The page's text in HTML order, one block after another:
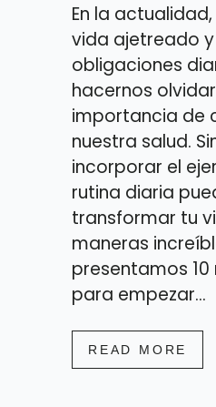
En la
vida ajetreado
obligaciones
hacernos
importancia de
nuestra salud.
incorporar el
rutina diaria
transformar tu
maneras
presentamos 10
para empezar...
READ MORE